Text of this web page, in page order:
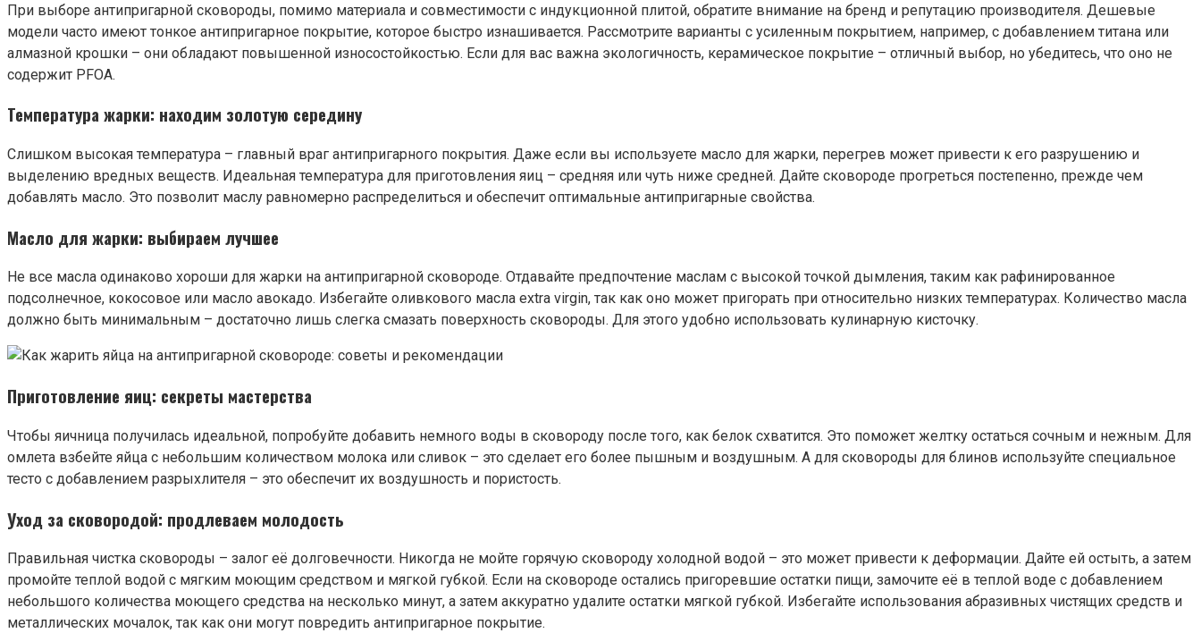
При выборе антипригарной сковороды, помимо материала и совместимости с индукционной плитой, обратите внимание на бренд и репутацию производителя. Дешевые
модели часто имеют тонкое антипригарное покрытие, которое быстро изнашивается. Рассмотрите варианты с усиленным покрытием, например, с добавлением титана или
алмазной крошки – они обладают повышенной износостойкостью. Если для вас важна экологичность, керамическое покрытие – отличный выбор, но убедитесь, что оно не
содержит PFOA.
Температура жарки: находим золотую середину
Слишком высокая температура – главный враг антипригарного покрытия. Даже если вы используете масло для жарки, перегрев может привести к его разрушению и
выделению вредных веществ. Идеальная температура для приготовления яиц – средняя или чуть ниже средней. Дайте сковороде прогреться постепенно, прежде чем
добавлять масло. Это позволит маслу равномерно распределиться и обеспечит оптимальные антипригарные свойства.
Масло для жарки: выбираем лучшее
Не все масла одинаково хороши для жарки на антипригарной сковороде. Отдавайте предпочтение маслам с высокой точкой дымления, таким как рафинированное
подсолнечное, кокосовое или масло авокадо. Избегайте оливкового масла extra virgin, так как оно может пригорать при относительно низких температурах. Количество масла
должно быть минимальным – достаточно лишь слегка смазать поверхность сковороды. Для этого удобно использовать кулинарную кисточку.
Приготовление яиц: секреты мастерства
Чтобы яичница получилась идеальной, попробуйте добавить немного воды в сковороду после того, как белок схватится. Это поможет желтку остаться сочным и нежным. Для
омлета взбейте яйца с небольшим количеством молока или сливок – это сделает его более пышным и воздушным. А для сковороды для блинов используйте специальное
тесто с добавлением разрыхлителя – это обеспечит их воздушность и пористость.
Уход за сковородой: продлеваем молодость
Правильная чистка сковороды – залог её долговечности. Никогда не мойте горячую сковороду холодной водой – это может привести к деформации. Дайте ей остыть, а затем
промойте теплой водой с мягким моющим средством и мягкой губкой. Если на сковороде остались пригоревшие остатки пищи, замочите её в теплой воде с добавлением
небольшого количества моющего средства на несколько минут, а затем аккуратно удалите остатки мягкой губкой. Избегайте использования абразивных чистящих средств и
металлических мочалок, так как они могут повредить антипригарное покрытие.